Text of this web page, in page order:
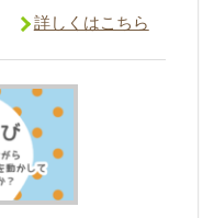
詳しくはこちら